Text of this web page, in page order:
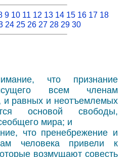
9 10 11 12 13 14 15 16 17 18
24 25 26 27 28 29 30
что признание
всем членам
и равных и неотъемлемых
основой свободы,
мира; и
что пренебрежение и
человека привели к
возмущают совесть